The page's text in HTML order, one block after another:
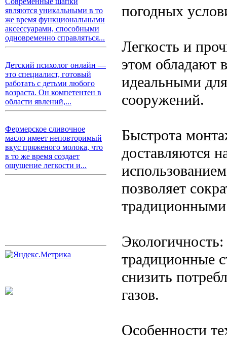
являются уникальными в то
же время функциональными
аксессуарами, способными
одновременно справляться...
Детский психолог онлайн —
это специалист, готовый
работать с детьми любого
возраста. Он компетентен в
области явлений,...
Фермерское сливочное
масло имеет неповторимый
вкус пряженого молока, что
в то же время создает
ощущение легкости и...
погодных
Легкость и
этом обладают
идеальными
сооружений.
Быстрота
доставляются
позволяет
традиционные
снизить
газов.
Особенности